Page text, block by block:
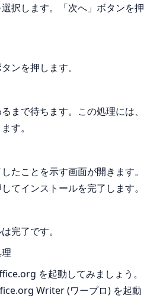
択します。「次へ」ボタンを押
ンを押します。
まで待ちます。この処理には、
す。
たことを示す画面が開きます。
てインストールを完了します。
完了です。
を起動してみましょう。
Writer (ワープロ) を起動